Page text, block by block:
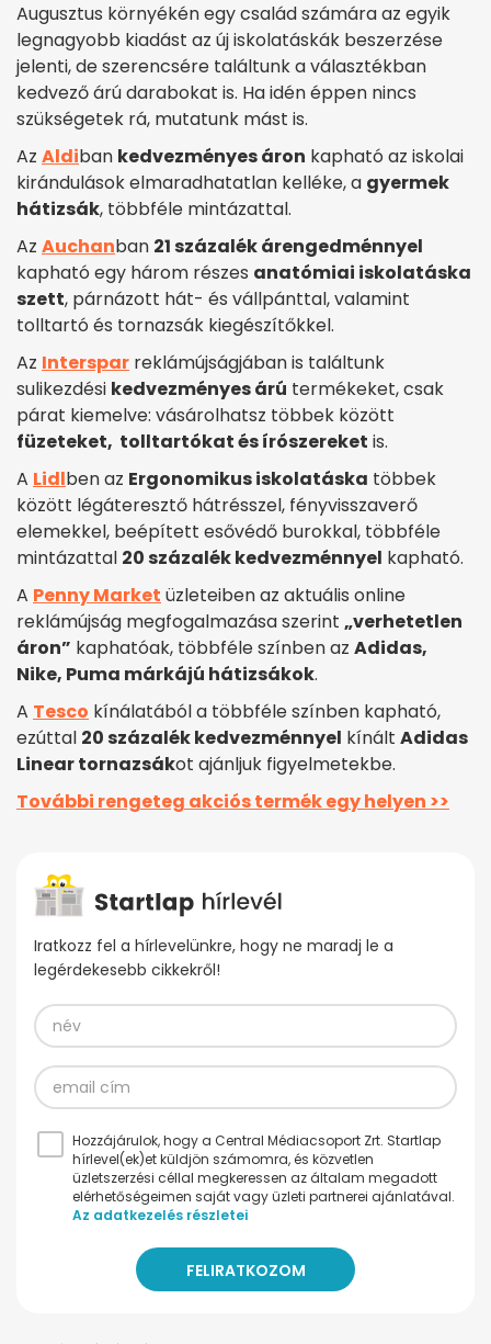
Augusztus környékén egy család számára az egyik
legnagyobb kiadást az új iskolatáskák beszerzése
jelenti, de szerencsére találtunk a választékban
kedvező árú darabokat is. Ha idén éppen nincs
szükségetek rá, mutatunk mást is.
Az Aldiban kedvezményes áron kapható az iskolai
kirándulások elmaradhatatlan kelléke, a gyermek
hátizsák, többféle mintázattal.
Az Auchanban 21 százalék árengedménnyel
kapható egy három részes anatómiai iskolatáska
szett, párnázott hát- és vállpánttal, valamint
tolltartó és tornazsák kiegészítőkkel.
Az Interspar reklámújságjában is találtunk
sulikezdési kedvezményes árú termékeket, csak
párat kiemelve: vásárolhatsz többek között
füzeteket, tolltartókat és írószereket is.
A Lidlben az Ergonomikus iskolatáska többek
között légáteresztő hátrésszel, fényvisszaverő
elemekkel, beépített esővédő burokkal, többféle
mintázattal 20 százalék kedvezménnyel kapható.
A Penny Market üzleteiben az aktuális online
reklámújság megfogalmazása szerint „verhetetlen
áron” kaphatóak, többféle színben az Adidas,
Nike, Puma márkájú hátizsákok.
A Tesco kínálatából a többféle színben kapható,
ezúttal 20 százalék kedvezménnyel kínált Adidas
Linear tornazsákot ajánljuk figyelmetekbe.
További rengeteg akciós termék egy helyen >>
Iratkozz fel a hírlevelünkre, hogy ne maradj le a
legérdekesebb cikkekről!
Hozzájárulok, hogy a Central Médiacsoport Zrt. Startlap
hírlevel(ek)et küldjön számomra, és közvetlen
üzletszerzési céllal megkeressen az általam megadott
elérhetőségeimen saját vagy üzleti partnerei ajánlatával.
Az adatkezelés részletei